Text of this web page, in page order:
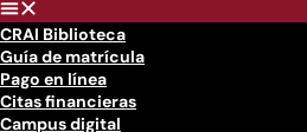
CRAI Biblioteca
Guía de matrícula
Pago en línea
Citas financieras
Campus digital